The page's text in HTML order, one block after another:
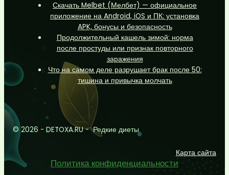
Скачать Melbet (Мелбет) — официальное
приложение на Android, iOS и ПК: установка
APK, бонусы и безопасность
Продолжительный кашель зимой: норма
после простуды или признак повторного
заражения
Что на самом деле разрушает брак после 50:
тишина и привычка молчать
© 2026 - DETOXA.RU - Редкие диеты
Карта сайта
Политика конфиденциальности